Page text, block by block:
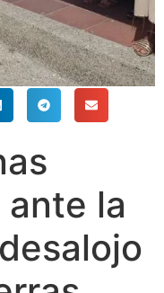
la